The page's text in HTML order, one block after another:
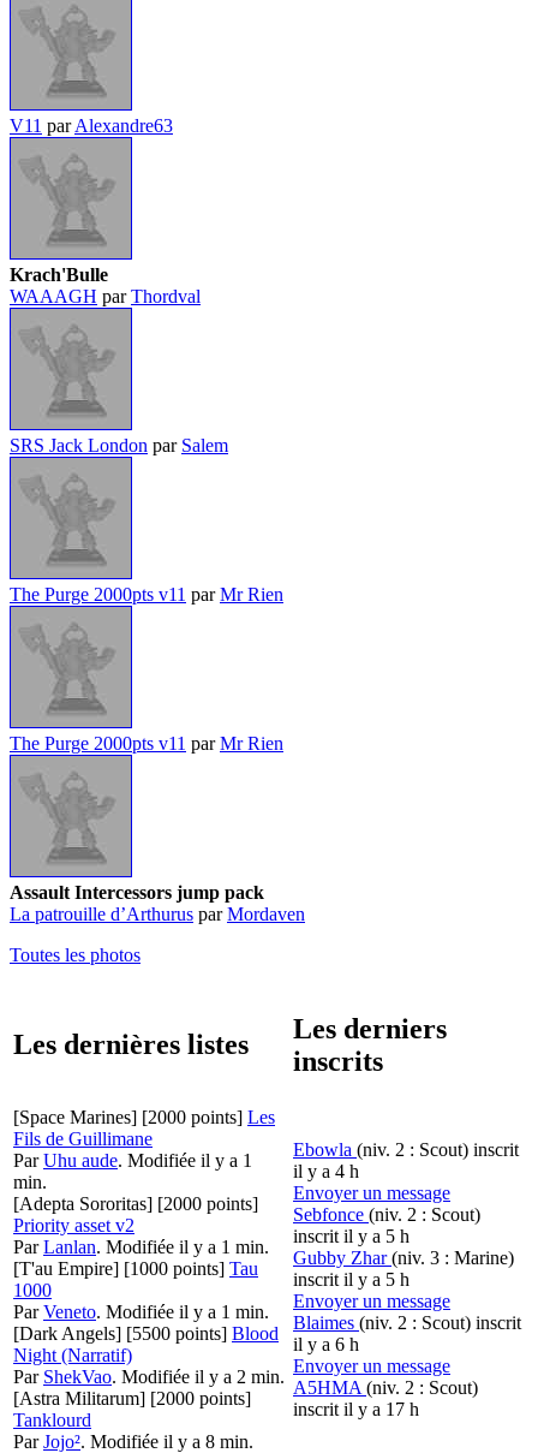
V11 parAlexandre63
Krach'Bulle
WAAAGH parThordval
SRS Jack London par Salem
The Purge 2000pts v11 parMr Rien
The Purge 2000pts v11 parMr Rien
Assault Intercessors jump pack
La patrouille d’Arthurus parMordaven
Toutes les photos
Les dernières listes
Les derniers
inscrits
[Space Marines] [2000 points] Les
Fils de Guillimane
ParUhu aude. Modifiée il y a 1
min.
[Adepta Sororitas] [2000 points]
Priority asset v2
ParLanlan. Modifiée il y a 1 min.
[T'au Empire] [1000 points] Tau
1000
ParVeneto. Modifiée il y a 1 min.
[Dark Angels] [5500 points] Blood
Night (Narratif)
Par ShekVao. Modifiée il y a 2 min.
[Astra Militarum] [2000 points]
Tanklourd
ParJojo². Modifiée il y a 8 min.
Ebowla (niv. 2 : Scout) inscrit
il y a 4 h
Envoyer un message
Sebfonce (niv. 2 : Scout)
inscrit il y a 5 h
Gubby Zhar(niv. 3 : Marine)
inscrit il y a 5 h
Envoyer un message
Blaimes (niv. 2 : Scout) inscrit
il y a 6 h
Envoyer un message
A5HMA (niv. 2 : Scout)
inscrit il y a 17 h